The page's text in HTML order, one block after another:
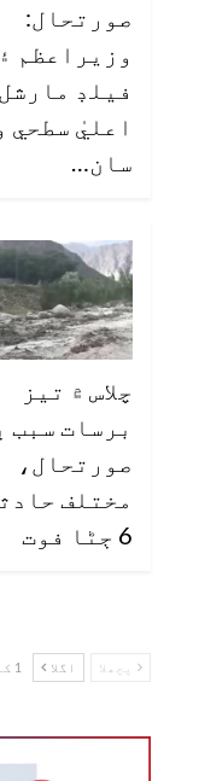
صورتحال:
وزيراعظم ۽
فيلڊ مارشل
اعليٰ سطحي
سان…
چلاس ۾ تيز
برسات سبب
صورتحال،
مختلف
6 ڄڻا فوت
پچھلا اگلا 1 کے 2,633